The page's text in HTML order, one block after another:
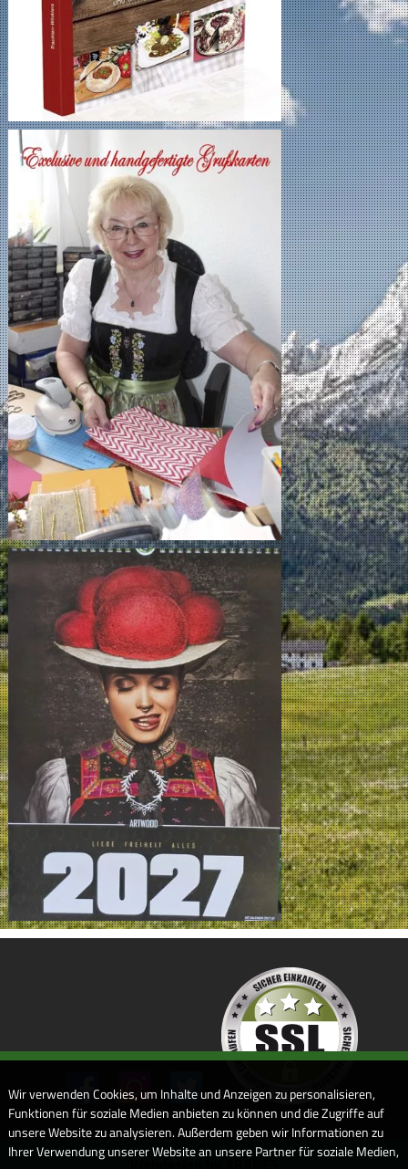
Webdesign by ARANES
Wir verwenden Cookies, um Inhalte und Anzeigen zu personalisieren,
Funktionen für soziale Medien anbieten zu können und die Zugriffe auf
unsere Website zu analysieren. Außerdem geben wir Informationen zu
Ihrer Verwendung unserer Website an unsere Partner für soziale Medien,